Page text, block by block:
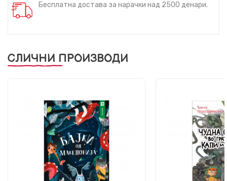
Бесплатна достава за нарачки над 2500 денари.
СЛИЧНИ ПРОИЗВОДИ